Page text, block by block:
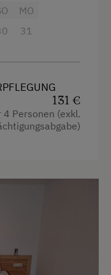
MO
31
131 €
Personen (exkl.